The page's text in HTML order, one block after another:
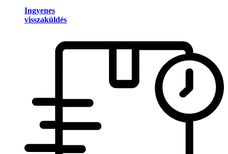
Ingyenes
visszaküldés